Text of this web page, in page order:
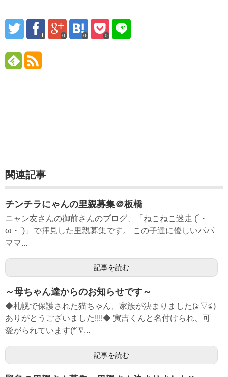
0 0 0
関連記事
チンチラにゃんの里親募集＠板橋
ニャン友さんの御前さんのブログ、「ねこねこ迷走 (´・
ω・`)」で拝見した里親募集です。 この子達に優しいパパ
ママ...
記事を読む
～母ちゃん達からのお知らせです～
◆札幌で保護された猫ちゃん、家族が決まりました(≧▽≦)
ありがとうございました!!!!◆ 寅吉くんと名付けられ、可
愛がられています(*´∇...
記事を読む